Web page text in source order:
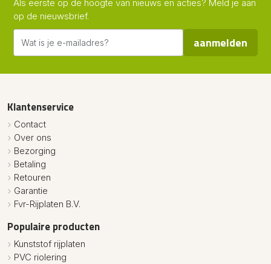
Als eerste op de hoogte van nieuws en acties? Meld je aan
op de nieuwsbrief.
aanmelden
Klantenservice
Contact
Over ons
Bezorging
Betaling
Retouren
Garantie
Fvr-Rijplaten B.V.
Populaire producten
Kunststof rijplaten
PVC riolering